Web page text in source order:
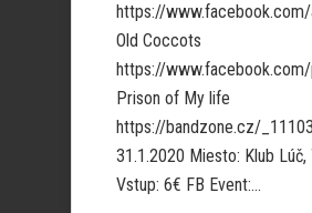
https://
Old Coccots
https://
Prison of My life
https://bandzone.cz/
31.1.2020 Miesto: Klub Lúč,
Vstup: 6€ FB Event:...